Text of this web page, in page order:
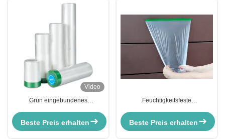
Video
Grün eingebundenes
Außenpapier Vorbandmaskenfilm
16m
Beste Preis erhalten
Feuchtigkeitsfeste
Außenmaskeleme Klebeband
Autofarbe Film Veredelung
Beste Preis erhalten